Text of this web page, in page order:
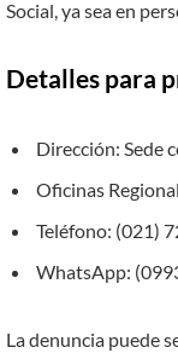
Social, ya sea en
Detalles para
Dirección: Sede
Oficinas
Teléfono: (021)
WhatsApp:
La denuncia puede